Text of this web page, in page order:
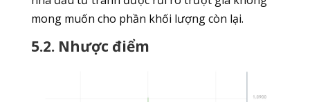
mong muốn cho phần khối lượng còn lại.
5.2. Nhược điểm